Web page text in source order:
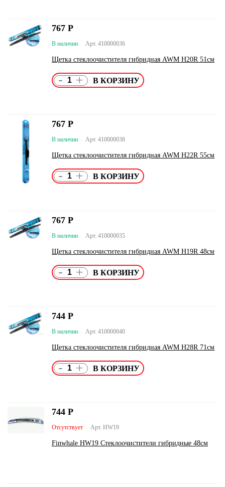
Арт. 410000036
В наличии
Щетка стеклоочистителя гибридная AWM H20R 51см
767 Р
- +
Арт. 410000038
В наличии
Щетка стеклоочистителя гибридная AWM H22R 55см
767 Р
- +
Арт. 410000035
В наличии
Щетка стеклоочистителя гибридная AWM H19R 48см
767 Р
- +
Арт. 410000040
В наличии
Щетка стеклоочистителя гибридная AWM H28R 71см
744 Р
- +
Арт. HW19
Отсутствует
Finwhale HW19 Стеклоочистители гибридные 48см
744 Р